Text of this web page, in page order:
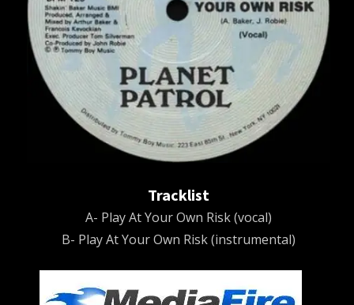
Tracklist
A- Play At Your Own Risk (vocal)
B- Play At Your Own Risk (instrumental)